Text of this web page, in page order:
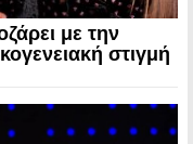
με την
στιγμή